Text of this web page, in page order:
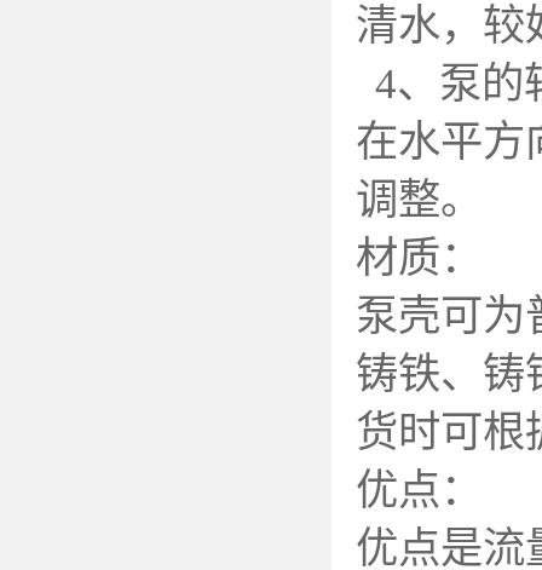
清水，较
4、泵的
在水平方
调整。
材质：
泵壳可为
铸铁、铸
货时可根
优点：
优点是流